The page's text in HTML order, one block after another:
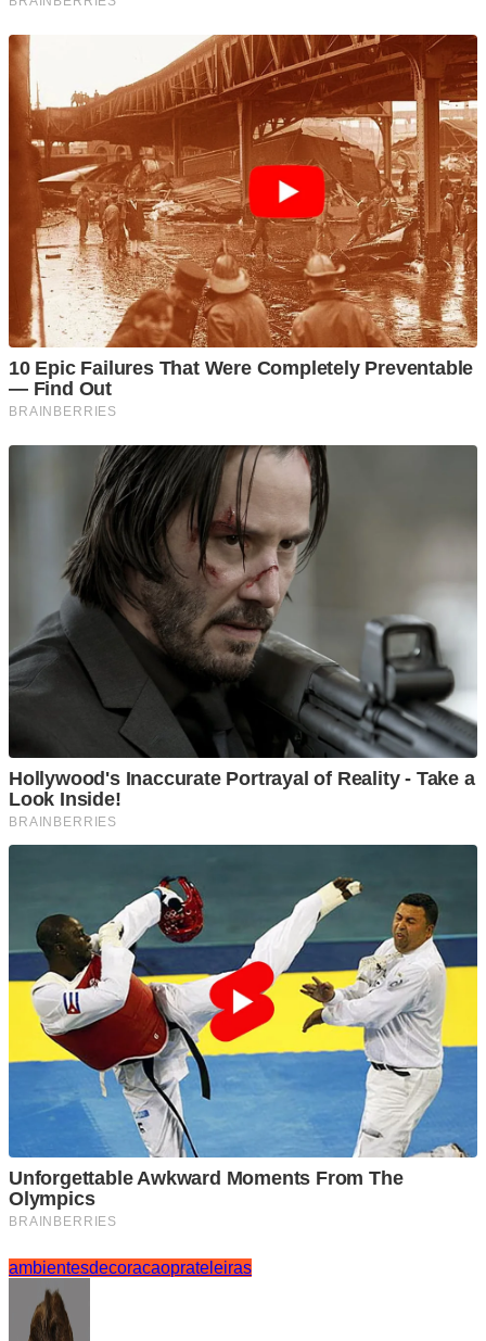
ambientesdecoracaoprateleiras